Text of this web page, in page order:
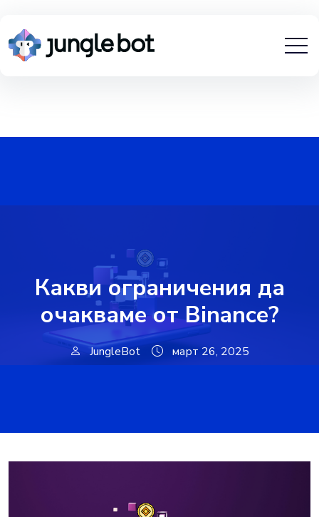
Какви ограничения да
очакваме от Binance?
JungleBot март 26, 2025